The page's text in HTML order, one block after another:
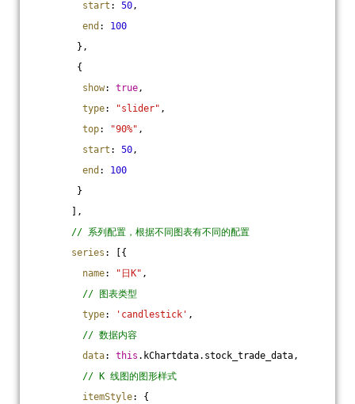
start : 50,
end : 100
},
{
show: true,
type: "slider" ,
top: "90%" ,
start : 50,
end : 100
}
],
// 系列配置，根据不同图表有不同的配置
series : [{
name: "日K" ,
// 图表类型
type: 'candlestick' ,
// 数据内容
data: this .kChartdata.stock_trade_data,
// K 线图的图形样式
itemStyle: {